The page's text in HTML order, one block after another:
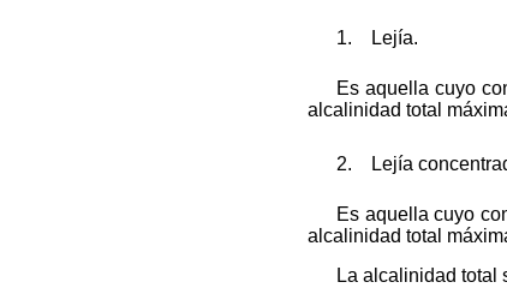
1. Lejía.
Es aquella cuyo
alcalinidad total
2. Lejía
Es aquella cuyo
alcalinidad total
La alcalinidad total